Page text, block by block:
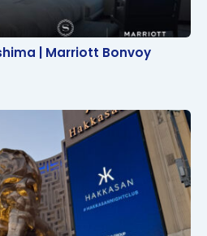
| Marriott Bonvoy
| Marriott Bonvoy